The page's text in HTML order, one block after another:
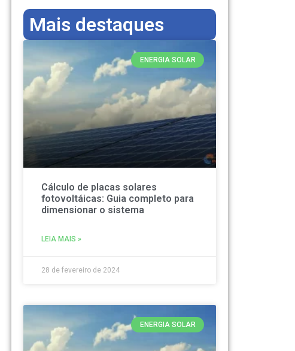
Mais destaques
ENERGIA SOLAR
Cálculo de placas solares
fotovoltáicas: Guia completo para
dimensionar o sistema
LEIA MAIS »
28 de fevereiro de 2024
ENERGIA SOLAR